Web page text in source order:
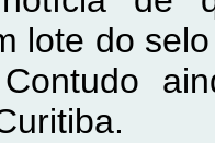
lote do
Contudo